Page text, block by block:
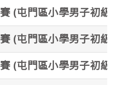
(屯門區小學男子初級
(屯門區小學男子初級
(屯門區小學男子初級